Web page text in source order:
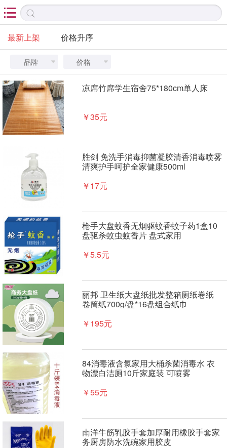

最新上架 价格升序
品牌  价格 
凉席竹席学生宿舍75*180cm单人床
￥35元
胜剑 免洗手消毒抑菌凝胶清香消毒喷雾
清爽护手呵护全家健康500ml
￥17元
枪手大盘蚊香无烟驱蚊香蚊子药1盒10
盘驱杀蚊虫蚊香片 盘式家用
￥5.5元
丽邦 卫生纸大盘纸批发整箱厕纸卷纸
卷筒纸700g/盘*16盘组合纸巾
￥195元
84消毒液含氯家用大桶杀菌消毒水 衣
物漂白洁厕10斤家庭装 可喷雾
￥55元
南洋牛筋乳胶手套加厚耐用橡胶手套家
务厨房防水洗碗家用胶皮